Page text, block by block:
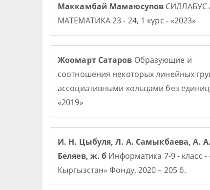
Маккамбай Мамаюсупов СИЛЛАБУС
МАТЕМАТИКА 23 - 24, 1 курс - «2023»
Жоомарт Сатаров Образующие и
соотношения некоторых линейных
ассоциативными кольцами без
«2019»
И. Н. Цыбуля, Л. А. Самыкбаева, А. А.
Беляев, ж. б Информатика 7-9 - класс -
Кыргызстан» Фонду, 2020 – 205 б.